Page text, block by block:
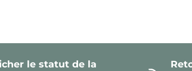
le statut de la